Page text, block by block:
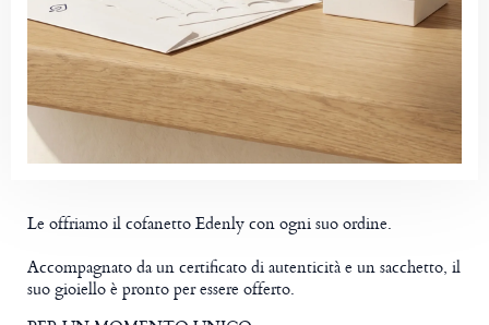
Le offriamo il cofanetto Edenly con ogni suo ordine.
Accompagnato da un certificato di autenticità e un sacchetto, il
suo gioiello è pronto per essere offerto.